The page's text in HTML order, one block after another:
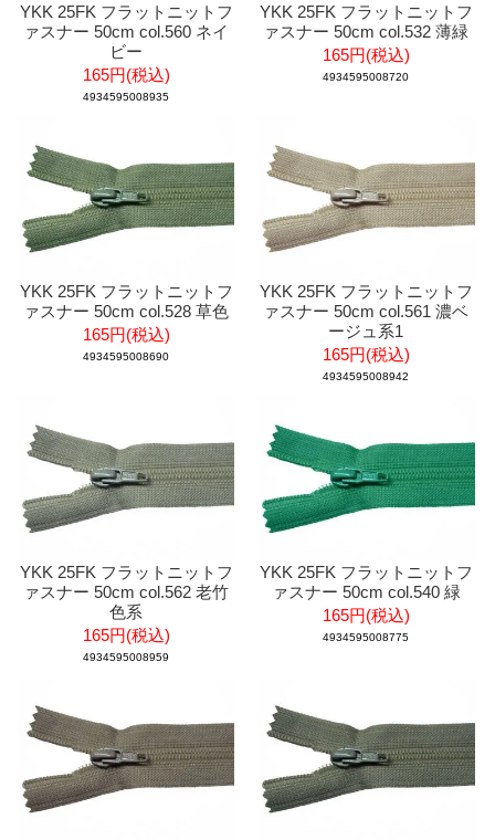
YKK 25FK フラットニットフ
ァスナー 50cm col.560 ネイ
ビー
165円(税込)
4934595008935
YKK 25FK フラットニットフ
ァスナー 50cm col.532 薄緑
165円(税込)
4934595008720
YKK 25FK フラットニットフ
ァスナー 50cm col.528 草色
165円(税込)
4934595008690
YKK 25FK フラットニットフ
ァスナー 50cm col.561 濃ベ
ージュ系1
165円(税込)
4934595008942
YKK 25FK フラットニットフ
ァスナー 50cm col.562 老竹
色系
165円(税込)
4934595008959
YKK 25FK フラットニットフ
ァスナー 50cm col.540 緑
165円(税込)
4934595008775